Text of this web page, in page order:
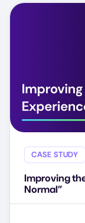
CASE STUDY
Improving
Normal”